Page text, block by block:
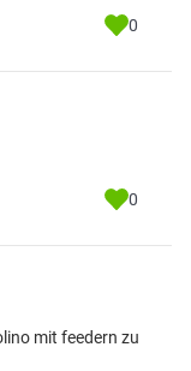
0
0
mit feedern zu